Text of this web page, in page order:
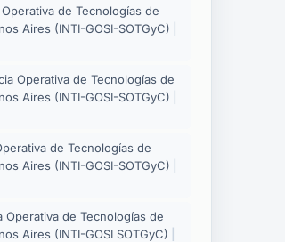
de Tecnologías de
Aires (INTI-GOSI-SOTGyC)
Operativa de Tecnologías de
Aires (INTI-GOSI-SOTGyC)
de Tecnologías de
Aires (INTI-GOSI-SOTGyC)
de Tecnologías de
Aires (INTI-GOSI SOTGyC)